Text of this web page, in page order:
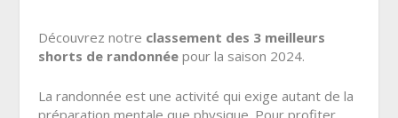
Découvrez notre classement des 3 meilleurs
shorts de randonnéepour la saison 2024.
La randonnée est une activité qui exige autant de la